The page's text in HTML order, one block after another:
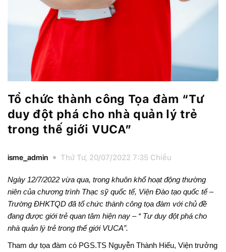
Tổ chức thành công Tọa đàm “Tư
duy đột phá cho nhà quản lý trẻ
trong thế giới VUCA”
isme_admin Thứ Tư, 20/07/2022 7:35 Chiều
Ngày 12/7/2022 vừa qua, trong khuôn khổ hoạt động thường
niên của chương trình Thạc sỹ quốc tế, Viện Đào tạo quốc tế –
Trường ĐHKTQD đã tổ chức thành công tọa đàm với chủ đề
đang được giới trẻ quan tâm hiện nay – “ Tư duy đột phá cho
nhà quản lý trẻ trong thế giới VUCA”.
Tham dự tọa đàm có PGS.TS Nguyễn Thành Hiếu, Viện trưởng